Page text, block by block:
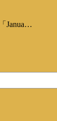
Janua…